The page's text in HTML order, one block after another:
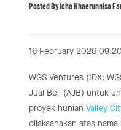
Posted By Icha Khaerunnisa
16 February 2026 09:20
WGS Ventures (IDX:
Jual Beli (AJB) untuk
proyek hunian Valley
dilaksanakan atas